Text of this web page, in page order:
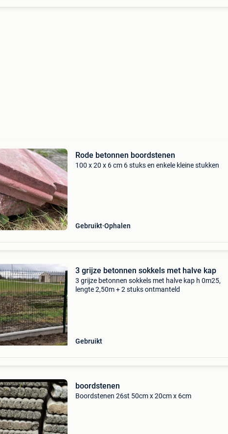
Rode betonnen boordstenen
100 x 20 x 6 cm 6 stuks en enkele kleine stukken
Gebruikt Ophalen
3 grijze betonnen sokkels met halve kap
3 grijze betonnen sokkels met halve kap h 0m25,
lengte 2,50m + 2 stuks ontmanteld
Gebruikt
boordstenen
Boordstenen 26st 50cm x 20cm x 6cm